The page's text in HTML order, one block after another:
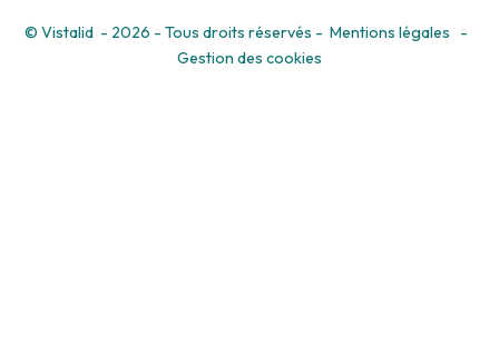
© Vistalid - 2026 - Tous droits réservés - Mentions légales
-
Gestion des cookies